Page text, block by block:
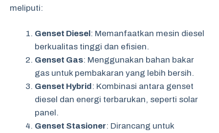
meliputi:
Genset Diesel: Memanfaatkan mesin diesel
berkualitas tinggi dan efisien.
Genset Gas: Menggunakan bahan bakar
gas untuk pembakaran yang lebih bersih.
Genset Hybrid: Kombinasi antara genset
diesel dan energi terbarukan, seperti solar
panel.
Genset Stasioner: Dirancang untuk